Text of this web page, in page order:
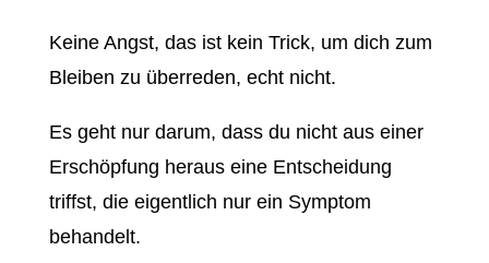
Keine Angst, das ist kein Trick, um dich zum
Bleiben zu überreden, echt nicht.
Es geht nur darum, dass du nicht aus einer
Erschöpfung heraus eine Entscheidung
triffst, die eigentlich nur ein Symptom
behandelt.